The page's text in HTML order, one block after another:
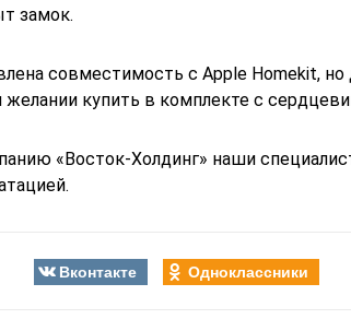
замок.
совместимость с Apple Homekit,
купить в комплекте с
«Восток-Холдинг» наши
Вконтакте Одноклассники